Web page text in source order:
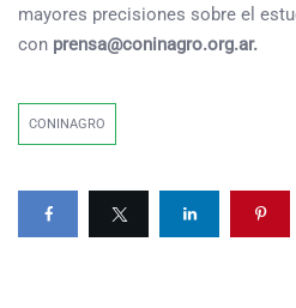
mayores precisiones sobre el
con prensa@coninagro.org.ar.
CONINAGRO